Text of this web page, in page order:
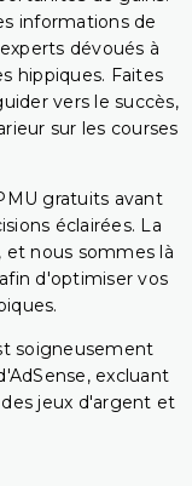
informations de
dévoués à
hippiques. Faites
vers le succès,
sur les courses
gratuits avant
éclairées. La
et nous sommes là
d'optimiser vos
soigneusement
excluant
jeux d'argent et